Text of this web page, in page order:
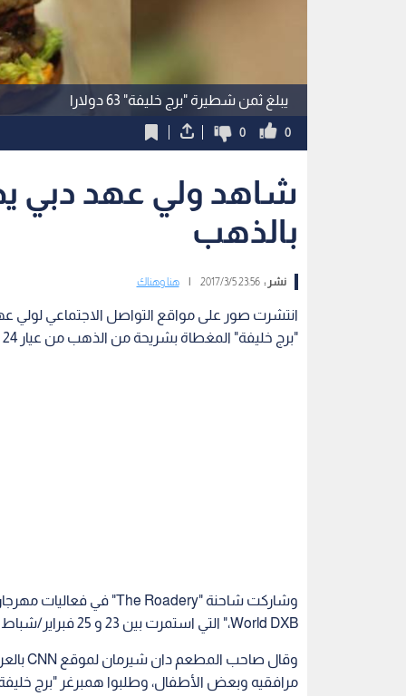
يبلغ ثمن شطيرة "برج خليفة" 63 دولارا
0
0
شاهد ولي عهد دبي
بالذهب
نشر :23:56 2017/3/5 هنا وهناك
انتشرت صور على مواقع التواصل الاجتماعي
"برج خليفة" المغطاة بشريحة من الذهب من عيار 24 قيراطا، والتي تعدها شاحنة "The Roadery."
World DXB،" التي استمرت بين 23 و 25 فبراير/شباط الماضي.
مرافقيه وبعض الأطفال، وطلبوا همبرغر "برج